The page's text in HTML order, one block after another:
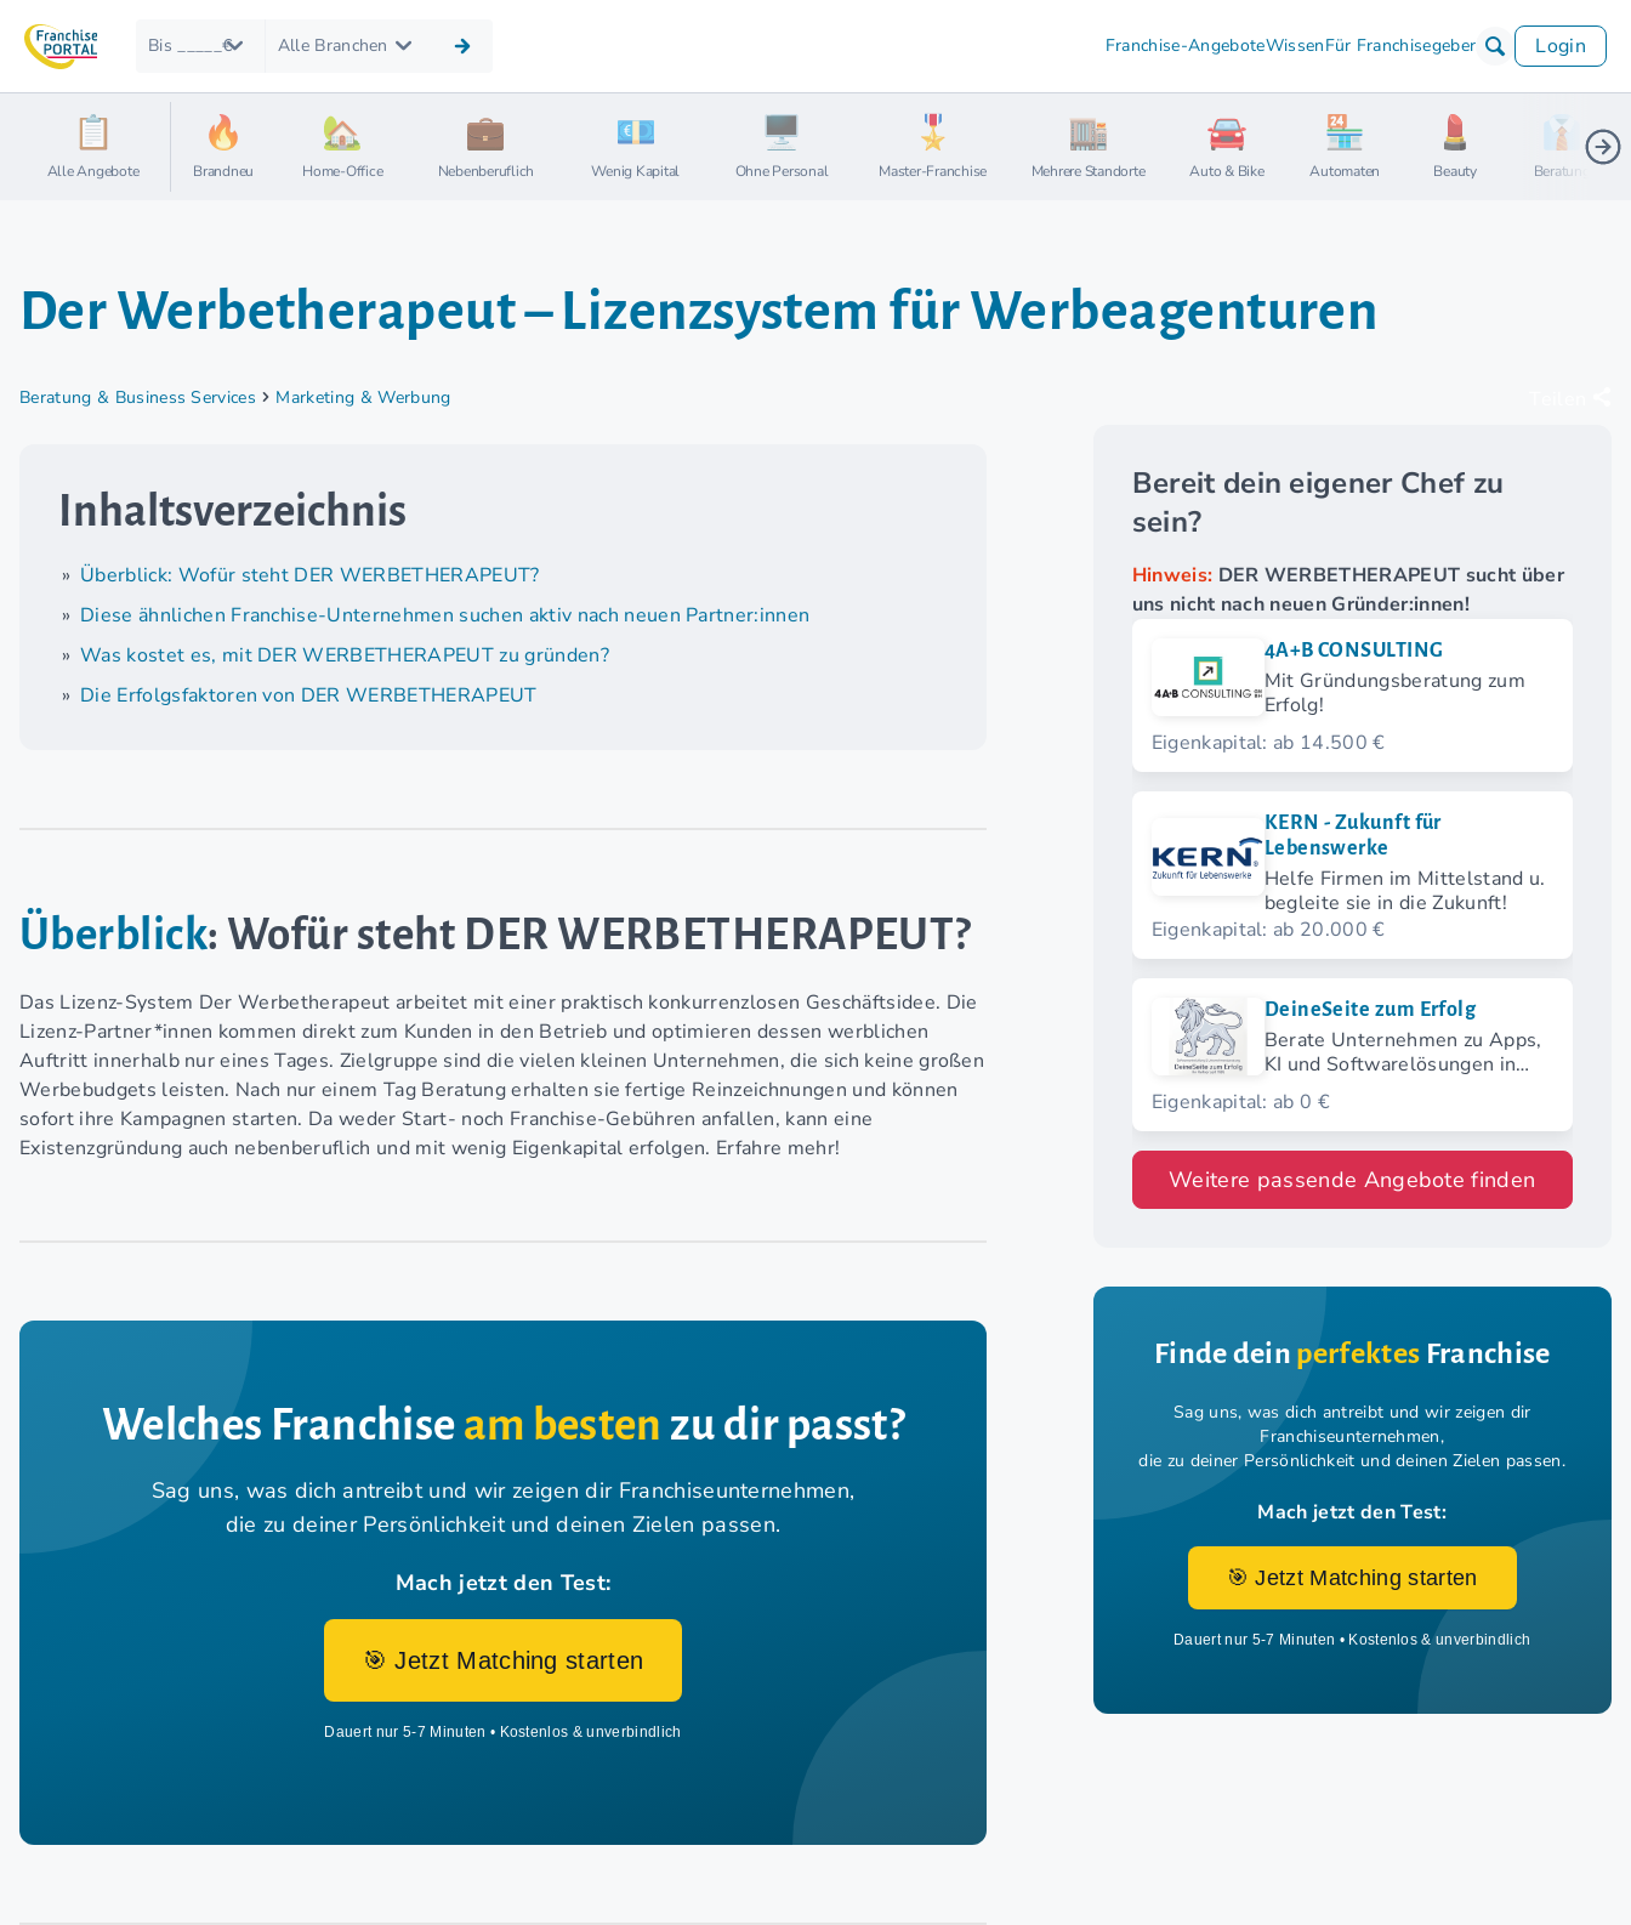
Bis _____€ Alle Branchen Franchise-AngeboteWissenFür Franchisegeber Login
Alle Angebote Brandneu Home-Office Nebenberuflich Wenig Kapital Ohne Personal Master-Franchise Mehrere Standorte Auto & Bike Automaten Beauty Beratung
Der Werbetherapeut – Lizenzsystem für Werbeagenturen
Beratung & Business Services Marketing & Werbung
Inhaltsverzeichnis
Überblick: Wofür steht DER WERBETHERAPEUT?
Diese ähnlichen Franchise-Unternehmen suchen aktiv nach neuen Partner:innen
Was kostet es, mit DER WERBETHERAPEUT zu gründen?
Die Erfolgsfaktoren von DER WERBETHERAPEUT
Überblick: Wofür steht DER WERBETHERAPEUT?
Das Lizenz-System Der Werbetherapeut arbeitet mit einer praktisch konkurrenzlosen Geschäftsidee. Die
Lizenz-Partner*innen kommen direkt zum Kunden in den Betrieb und optimieren dessen werblichen
Auftritt innerhalb nur eines Tages. Zielgruppe sind die vielen kleinen Unternehmen, die sich keine großen
Werbebudgets leisten. Nach nur einem Tag Beratung erhalten sie fertige Reinzeichnungen und können
sofort ihre Kampagnen starten. Da weder Start- noch Franchise-Gebühren anfallen, kann eine
Existenzgründung auch nebenberuflich und mit wenig Eigenkapital erfolgen. Erfahre mehr!
Welches Franchise am besten zu dir passt?
Sag uns, was dich antreibt und wir zeigen dir Franchiseunternehmen,
die zu deiner Persönlichkeit und deinen Zielen passen.
Mach jetzt den Test:
🎯 Jetzt Matching starten
Dauert nur 5-7 Minuten • Kostenlos & unverbindlich
Bereit dein eigener Chef zu
sein?
Hinweis: DER WERBETHERAPEUT sucht über
uns nicht nach neuen Gründer:innen!
4A+B CONSULTING
Mit Gründungsberatung zum
Erfolg!
Eigenkapital: ab 14.500 €
KERN - Zukunft für
Lebenswerke
Helfe Firmen im Mittelstand u.
begleite sie in die Zukunft!
Eigenkapital: ab 20.000 €
DeineSeite zum Erfolg
Berate Unternehmen zu Apps,
KI und Softwarelösungen in
deiner Region
Eigenkapital: ab 0 €
Weitere passende Angebote finden
Finde dein perfektes Franchise
Sag uns, was dich antreibt und wir zeigen dir
Franchiseunternehmen,
die zu deiner Persönlichkeit und deinen Zielen passen.
Mach jetzt den Test:
🎯 Jetzt Matching starten
Dauert nur 5-7 Minuten • Kostenlos & unverbindlich